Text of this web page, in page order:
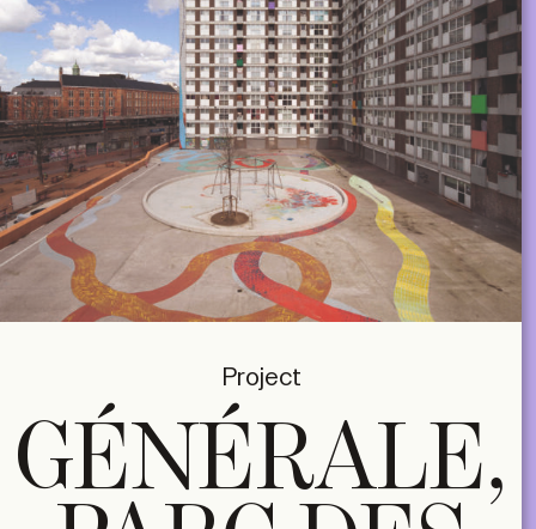
Project
GÉNÉRALE,